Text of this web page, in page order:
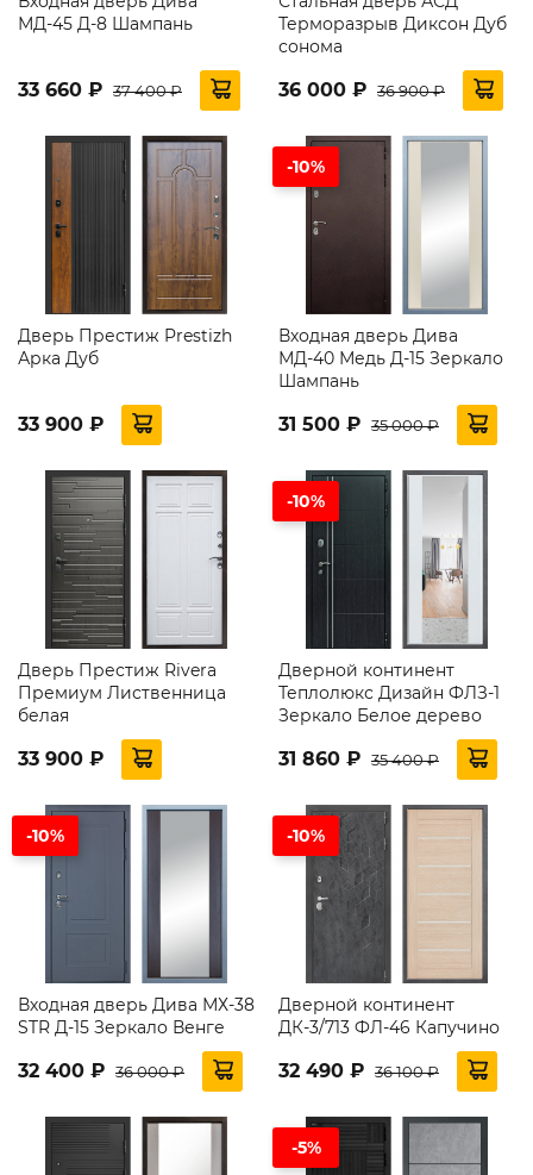
МД-45 Д-8 Шампань
33 660 ₽ 37 400 ₽
Терморазрыв Диксон Дуб
сонома
36 000 ₽ 36 900 ₽
Дверь Престиж Prestizh
Арка Дуб
33 900 ₽
-10%
Входная дверь Дива
МД-40 Медь Д-15 Зеркало
Шампань
31 500 ₽ 35 000 ₽
Дверь Престиж Rivera
Премиум Лиственница
белая
33 900 ₽
-10%
Дверной континент
Теплолюкс Дизайн ФЛЗ-1
Зеркало Белое дерево
31 860 ₽ 35 400 ₽
-10%
Входная дверь Дива МХ-38
STR Д-15 Зеркало Венге
32 400 ₽ 36 000 ₽
-10%
Дверной континент
ДК-3/713 ФЛ-46 Капучино
32 490 ₽ 36 100 ₽
-5%